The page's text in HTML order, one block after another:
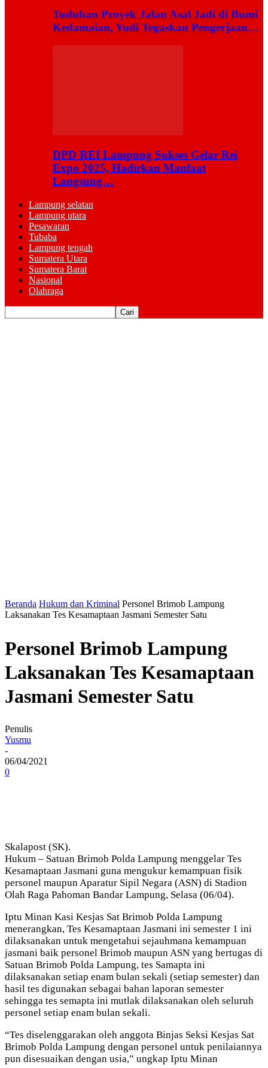
Tuduhan Proyek Jalan Asal Jadi di Bumi
Kedamaian, Yudi Tegaskan Pengerjaan…
DPD REI Lampung Sukses Gelar Rei
Expo 2025, Hadirkan Manfaat
Langsung…
Lampung selatan
Lampung utara
Pesawaran
Tubaba
Lampung tengah
Sumatera Utara
Sumatera Barat
Nasional
Olahraga
Beranda Hukum dan Kriminal Personel Brimob Lampung
Laksanakan Tes Kesamaptaan Jasmani Semester Satu
Personel Brimob Lampung
Laksanakan Tes Kesamaptaan
Jasmani Semester Satu
Penulis
Yusmu
-
06/04/2021
0
Skalapost (SK).
Hukum – Satuan Brimob Polda Lampung menggelar Tes
Kesamaptaan Jasmani guna mengukur kemampuan fisik
personel maupun Aparatur Sipil Negara (ASN) di Stadion
Olah Raga Pahoman Bandar Lampung, Selasa (06/04).
Iptu Minan Kasi Kesjas Sat Brimob Polda Lampung
menerangkan, Tes Kesamaptaan Jasmani ini semester 1 ini
dilaksanakan untuk mengetahui sejauhmana kemampuan
jasmani baik personel Brimob maupun ASN yang bertugas di
Satuan Brimob Polda Lampung, tes Samapta ini
dilaksanakan setiap enam bulan sekali (setiap semester) dan
hasil tes digunakan sebagai bahan laporan semester
sehingga tes semapta ini mutlak dilaksanakan oleh seluruh
personel setiap enam bulan sekali.
“Tes diselenggarakan oleh anggota Binjas Seksi Kesjas Sat
Brimob Polda Lampung dengan personel untuk penilaiannya
pun disesuaikan dengan usia,” ungkap Iptu Minan